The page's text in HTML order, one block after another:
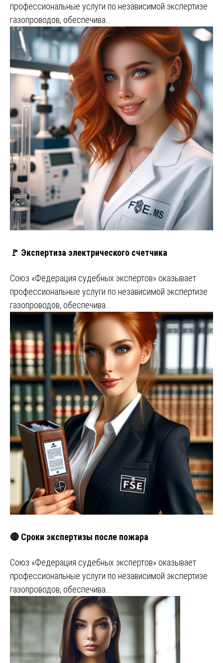
профессиональные услуги по независимой экспертизе
газопроводов, обеспечива…
🚩 Экспертиза электрического счетчика
Союз «Федерация судебных экспертов» оказывает
профессиональные услуги по независимой экспертизе
газопроводов, обеспечива…
🔴 Сроки экспертизы после пожара
Союз «Федерация судебных экспертов» оказывает
профессиональные услуги по независимой экспертизе
газопроводов, обеспечива…